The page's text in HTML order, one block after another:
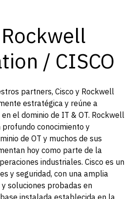
/ CISCO
partners, Cisco y Rockwell
estratégica y reúne a
el dominio de IT & OT. Rockwell
conocimiento y
de OT y muchos de sus
hoy como parte de la
industriales. Cisco es un
y seguridad, con una amplia
soluciones probadas en
instalada establecida en la